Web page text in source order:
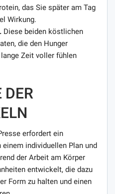
das Sie später am Tag
Wirkung.
Diese beiden köstlichen
die den Hunger
Zeit voller fühlen
DER
erfordert ein
individuellen Plan und
der Arbeit am Körper
entwickelt, die dazu
Form zu halten und einen